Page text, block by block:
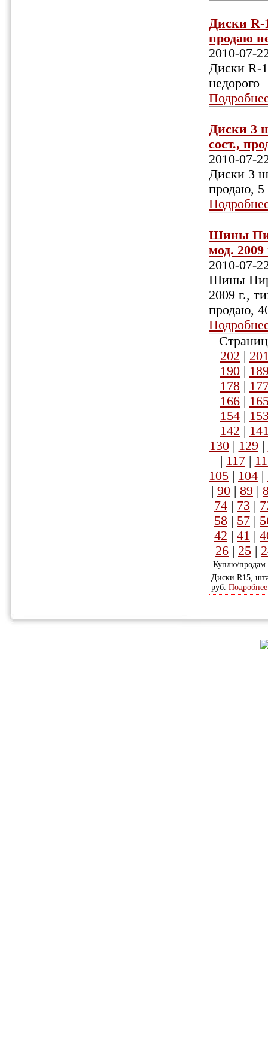
Диски R-
продаю
2010-07-
Диски R-
недорого
Диски 3
сост.,
2010-07-
Диски 3
продаю, 5
Шины
мод.
2010-07-
Шины
2009 г.,
продаю,
202 |
190 |
178 |
166 |
154 |
142 |
130| 129 |
| 117|
105 | 104 |
| 90 | 89 |
74 | 73 |
58 | 57 |
42 | 41 |
26 | 25 |
Куплю/
Диски R15,
руб.